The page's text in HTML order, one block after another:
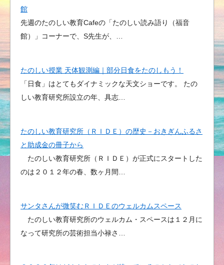
館
先週のたのしい教育Cafeの「たのしい読み語り（福音
館）」コーナーで、S先生が、…
たのしい授業 天体観測編｜部分日食をたのしもう！
「日食」はとてもダイナミックな天文ショーです。 たの
しい教育研究所設立の年、具志…
たのしい教育研究所（ＲＩＤＥ）の歴史－おきぎんふるさ
と助成金の冊子から
たのしい教育研究所（ＲＩＤＥ）が正式にスタートした
のは２０１２年の春、数ヶ月間…
サンタさんが微笑むＲＩＤＥのウェルカムスペース
たのしい教育研究所のウェルカム・スペースは１２月に
なって研究所の芸術担当小禄さ…